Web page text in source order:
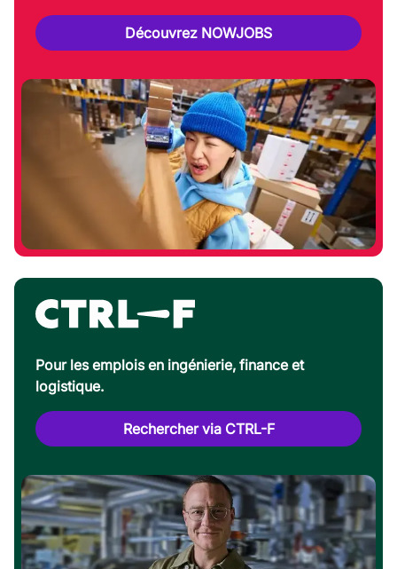
Découvrez NOWJOBS
Pour les emplois en ingénierie, finance et
logistique.
Rechercher via CTRL-F